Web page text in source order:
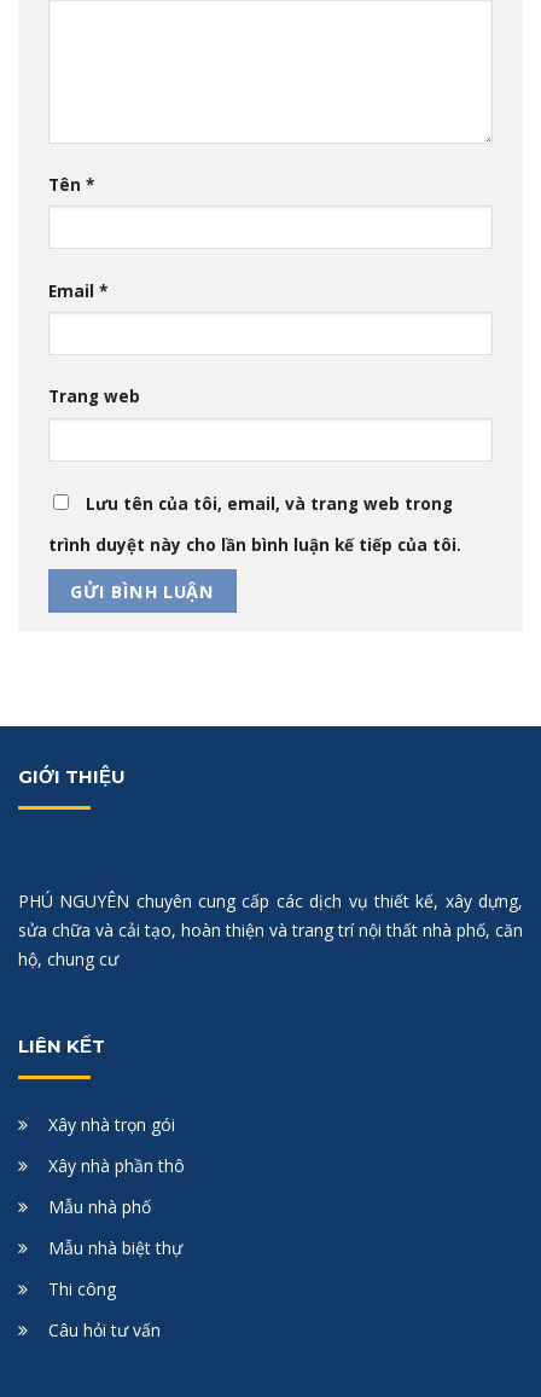
Tên *
Email *
Trang web
Lưu tên của tôi, email, và trang web trong
trình duyệt này cho lần bình luận kế tiếp của tôi.
GIỚI THIỆU
PHÚ NGUYÊN chuyên cung cấp các dịch vụ thiết kế, xây dựng,
sửa chữa và cải tạo, hoàn thiện và trang trí nội thất nhà phố, căn
hộ, chung cư
LIÊN KẾT
Xây nhà trọn gói
Xây nhà phần thô
Mẫu nhà phố
Mẫu nhà biệt thự
Thi công
Câu hỏi tư vấn